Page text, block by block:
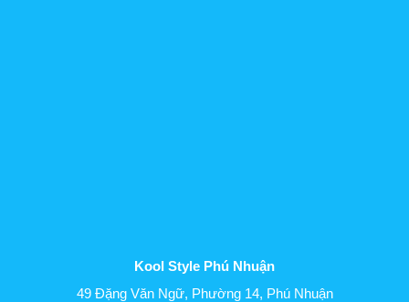
Kool Style Phú Nhuận
49 Đặng Văn Ngữ, Phường 14, Phú Nhuận